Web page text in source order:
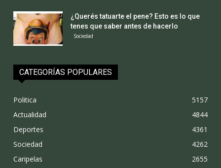
¿Querés tatuarte el pene? Esto es lo que
tenes que saber antes de hacerlo
Sociedad
CATEGORÍAS POPULARES
Politica
5157
Actualidad
4844
Deportes
4361
Sociedad
4262
Caripelas
2655